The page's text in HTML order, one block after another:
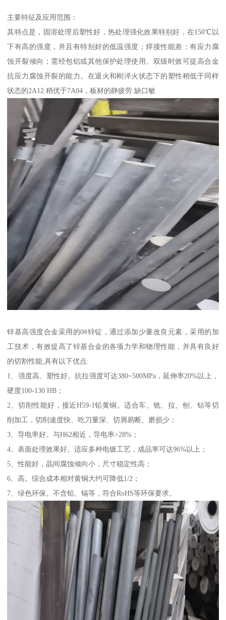
主要特征及应用范围：
其特点是，固溶处理后塑性好，热处理强化效果特别好，在150℃以
下有高的强度，并且有特别好的低温强度；焊接性能差；有应力腐
蚀开裂倾向；需经包铝或其他保护处理使用。双级时效可提高合金
抗应力腐蚀开裂的能力。在退火和刚淬火状态下的塑性稍低于同样
状态的2A12.稍优于7A04，板材的静疲劳.缺口敏
锌基高强度合金采用的0#锌锭，通过添加少量改良元素，采用的加
工技术，有效提高了锌基合金的各项力学和物理性能，并具有良好
的切割性能,具有以下优点:
1、强度高、塑性好。抗拉强度可达380~500MPa，延伸率20%以上，
硬度100-130 HB；
2、切削性能好，接近H59-1铅黄铜。适合车、铣、拉、刨、钻等切
削加工，切削速度快、吃刀量深、切屑易断、磨损少；
3、导电率好。与H62相近，导电率>28%；
4、表面处理效果好。适应多种电镀工艺，成品率可达96%以上；
5、性能好，晶间腐蚀倾向小，尺寸稳定性高；
6、高。综合成本相对黄铜大约可降低1/2；
7、绿色环保。不含铅、镉等，符合RoHS等环保要求。